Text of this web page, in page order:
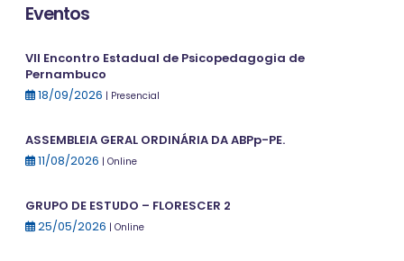
Eventos
VII Encontro Estadual de Psicopedagogia de
Pernambuco
18/09/2026 | Presencial
ASSEMBLEIA GERAL ORDINÁRIA DA ABPp-PE.
11/08/2026 | Online
GRUPO DE ESTUDO – FLORESCER 2
25/05/2026 | Online